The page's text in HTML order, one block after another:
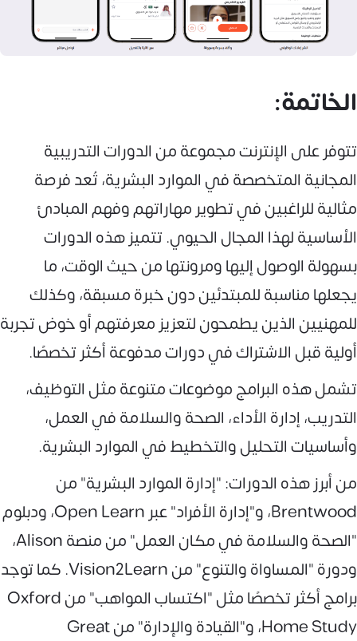
الخاتمة:
تتوفر على الإنترنت مجموعة من الدورات التدريبية
المجانية المتخصصة في الموارد البشرية، تُعد فرصة
مثالية للراغبين في تطوير مهاراتهم وفهم المبادئ
الأساسية لهذا المجال الحيوي. تتميز هذه الدورات
بسهولة الوصول إليها ومرونتها من حيث الوقت، ما
يجعلها مناسبة للمبتدئين دون خبرة مسبقة، وكذلك
للمهنيين الذين يطمحون لتعزيز معرفتهم أو خوض تجربة
أولية قبل الاشتراك في دورات مدفوعة أكثر تخصصًا.
تشمل هذه البرامج موضوعات متنوعة مثل التوظيف،
التدريب، إدارة الأداء، الصحة والسلامة في العمل،
وأساسيات التحليل والتخطيط في الموارد البشرية.
من أبرز هذه الدورات: "إدارة الموارد البشرية" من
Brentwood، و"إدارة الأفراد" عبر Open Learn، ودبلوم
"الصحة والسلامة في مكان العمل" من منصة Alison،
ودورة "المساواة والتنوع" من Vision2Learn. كما توجد
برامج أكثر تخصصًا مثل "اكتساب المواهب" من Oxford
Home Study، و"القيادة والإدارة" من Great